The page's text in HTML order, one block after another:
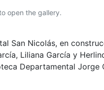
open the gallery.
San Nicolás, en
Liliana García y
Departamental Jorge